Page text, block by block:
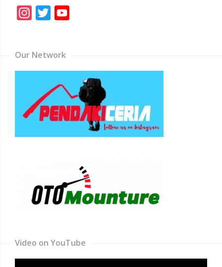
Instagram
Twitter
Our Network
Video on YouTube